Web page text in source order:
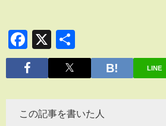
Facebook
X
有
LINE
この記事を書いた人